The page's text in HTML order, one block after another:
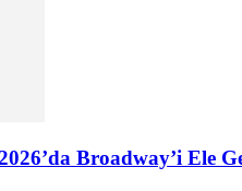
Broadway’i Ele